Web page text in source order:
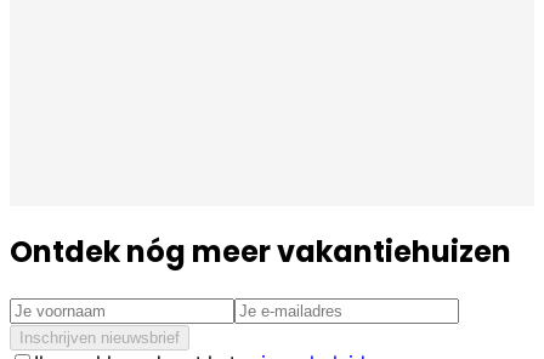
Ontdek nóg meer vakantiehuizen
Inschrijven nieuwsbrief